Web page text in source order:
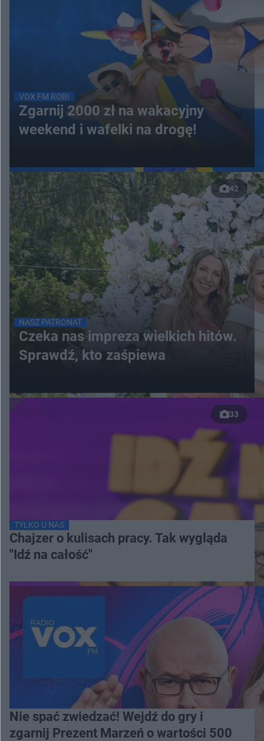
VOX FM ROBI
Zgarnij 2000 zł na wakacyjny
weekend i wafelki na drogę!
42
NASZ PATRONAT
Czeka nas impreza wielkich hitów.
Sprawdź, kto zaśpiewa
33
TYLKO U NAS
Chajzer o kulisach pracy. Tak wygląda
"Idź na całość"
Nie spać zwiedzać! Wejdź do gry i
zgarnij Prezent Marzeń o wartości 500